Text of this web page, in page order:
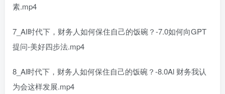
素.mp4
7_AI时代下，财务人如何保住自己的饭碗？-7.0如何向GPT
提问-美好四步法.mp4
8_Al时代下，财务人如何保住自己的饭碗？-8.0Al 财务我认
为会这样发展.mp4